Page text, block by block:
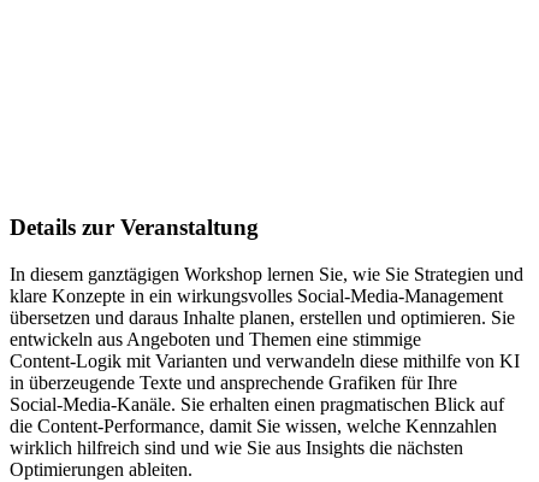
Details zur Veranstaltung
In diesem ganztägigen Workshop lernen Sie, wie Sie Strategien und
klare Konzepte in ein wirkungsvolles Social‑Media‑Management
übersetzen und daraus Inhalte planen, erstellen und optimieren. Sie
entwickeln aus Angeboten und Themen eine stimmige
Content‑Logik mit Varianten und verwandeln diese mithilfe von KI
in überzeugende Texte und ansprechende Grafiken für Ihre
Social‑Media‑Kanäle. Sie erhalten einen pragmatischen Blick auf
die Content‑Performance, damit Sie wissen, welche Kennzahlen
wirklich hilfreich sind und wie Sie aus Insights die nächsten
Optimierungen ableiten.